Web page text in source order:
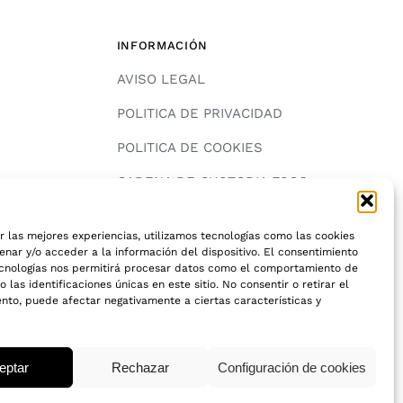
las mejores experiencias, utilizamos tecnologías como las cookies
y/o acceder a la información del dispositivo. El consentimiento
nos permitirá procesar datos como el comportamiento de
o las identificaciones únicas en este sitio. No consentir o retirar el
puede afectar negativamente a ciertas características y
Rechazar Configuración de cookies
INFORMACIÓN
AVISO LEGAL
POLITICA DE PRIVACIDAD
POLITICA DE COOKIES
CADENA DE CUSTODIA FSC®